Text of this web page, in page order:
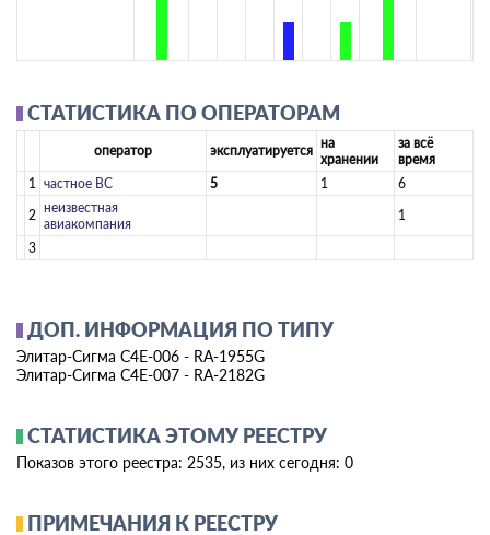
СТАТИСТИКА ПО ОПЕРАТОРАМ
оператор эксплуатируется на
хранении
за всё
время
1 ­частное ВС­ 5 1
6
2 ­неизвестная
авиакомпания­
1
3
ДОП. ИНФОРМАЦИЯ ПО ТИПУ
Элитар-Сигма С4Е-006 - RA-1955G
Элитар-Сигма С4Е-007 - RA-2182G
СТАТИСТИКА ЭТОМУ РЕЕСТРУ
Показов этого реестра: 2535, из них сегодня: 0
ПРИМЕЧАНИЯ К РЕЕСТРУ